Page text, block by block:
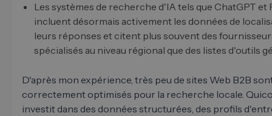
Les systèmes de recherche d'IA tels que ChatGPT et
incluent désormais activement les données de
leurs réponses et citent plus souvent des
spécialisés au niveau régional que des listes d'outils
D'après mon expérience, très peu de sites Web B2B
correctement optimisés pour la recherche locale.
investit dans des données structurées, des profils